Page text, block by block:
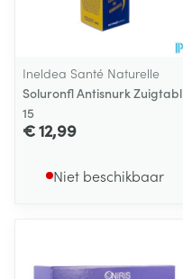
Ineldea Santé Naturelle
Soluronfl Antisnurk Zuigtabl
15
€ 12,99
Niet beschikbaar